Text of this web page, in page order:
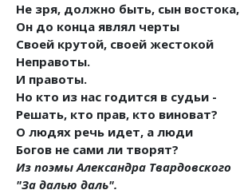
Не зря, должно быть, сын востока,
Он до конца являл черты
Своей крутой, своей жестокой
Неправоты.
И правоты.
Но кто из нас годится в судьи -
Решать, кто прав, кто виноват?
О людях речь идет, а люди
Богов не сами ли творят?
Из поэмы Александра Твардовского
"За далью даль".